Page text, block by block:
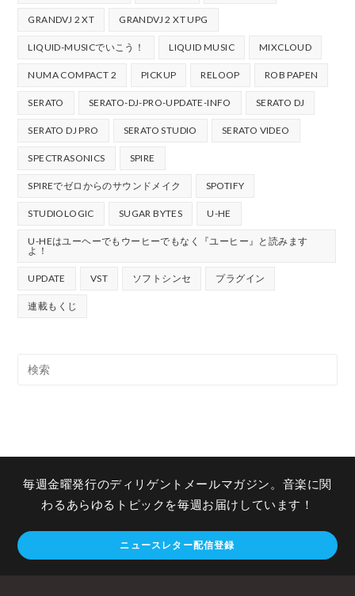
GRANDVJ 2 XT GRANDVJ 2 XT UPG
LIQUID-MUSICでいこう！ LIQUID MUSIC MIXCLOUD
NUMA COMPACT 2 PICKUP RELOOP ROB PAPEN
SERATO SERATO-DJ-PRO-UPDATE-INFO SERATO DJ
SERATO DJ PRO SERATO STUDIO SERATO VIDEO
SPECTRASONICS SPIRE
SPIREでゼロからのサウンドメイク SPOTIFY
STUDIOLOGIC SUGAR BYTES U-HE
U-HEはユーヘーでもウーヒーでもなく『ユーヒー』と読みます
よ！
UPDATE VST ソフトシンセ プラグイン
連載もくじ
毎週金曜発行のディリゲントメールマガジン。音楽に関
わるあらゆるトピックを毎週お届けしています！
ニュースレター配信登録